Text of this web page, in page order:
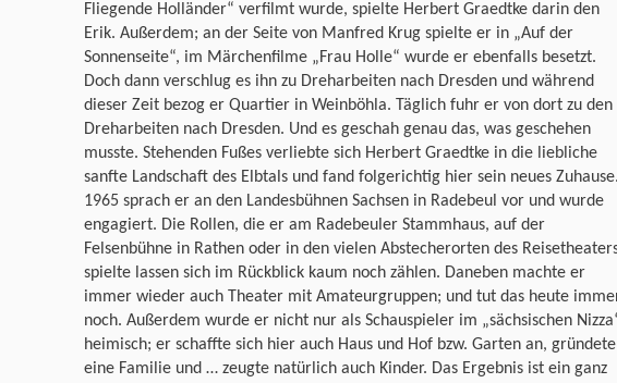
Fliegende Holländer“ verfilmt wurde, spielte Herbert Graedtke darin den
Erik. Außerdem; an der Seite von Manfred Krug spielte er in „Auf der
Sonnenseite“, im Märchenfilme „Frau Holle“ wurde er ebenfalls besetzt.
Doch dann verschlug es ihn zu Dreharbeiten nach Dresden und während
dieser Zeit bezog er Quartier in Weinböhla. Täglich fuhr er von dort zu den
Dreharbeiten nach Dresden. Und es geschah genau das, was geschehen
musste. Stehenden Fußes verliebte sich Herbert Graedtke in die liebliche
sanfte Landschaft des Elbtals und fand folgerichtig hier sein neues Zuhause.
1965 sprach er an den Landesbühnen Sachsen in Radebeul vor und wurde
engagiert. Die Rollen, die er am Radebeuler Stammhaus, auf der
Felsenbühne in Rathen oder in den vielen Abstecherorten des
spielte lassen sich im Rückblick kaum noch zählen. Daneben machte er
immer wieder auch Theater mit Amateurgruppen; und tut das heute
noch. Außerdem wurde er nicht nur als Schauspieler im „sächsischen
heimisch; er schaffte sich hier auch Haus und Hof bzw. Garten an, gründete
eine Familie und … zeugte natürlich auch Kinder. Das Ergebnis ist ein ganz